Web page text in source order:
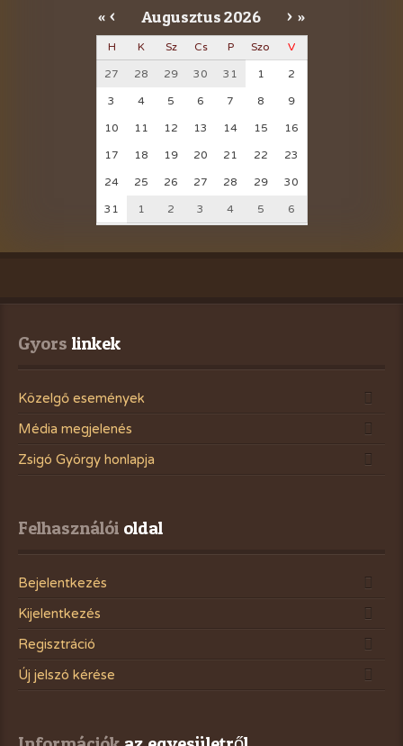
« < Augusztus2026 > »
H K Sz Cs P Szo V
27 28 29 30 31 1 2
3 4 5 6 7 8 9
10 11 12 13 14 15 16
17 18 19 20 21 22 23
24 25 26 27 28 29 30
31 1 2 3 4 5 6
Gyors linkek
Közelgő események
Média megjelenés
Zsigó György honlapja
Felhasználói oldal
Bejelentkezés
Kijelentkezés
Regisztráció
Új jelszó kérése